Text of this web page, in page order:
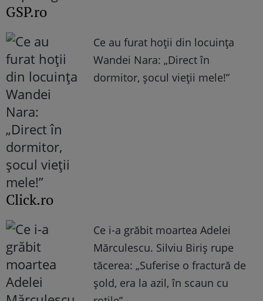
GSP.ro
Ce au furat hoții din locuința
Wandei Nara: „Direct în
dormitor, șocul vieții mele!”
Click.ro
Ce i-a grăbit moartea Adelei
Mărculescu. Silviu Biriș rupe
tăcerea: „Suferise o fractură de
șold, era la azil, în scaun cu